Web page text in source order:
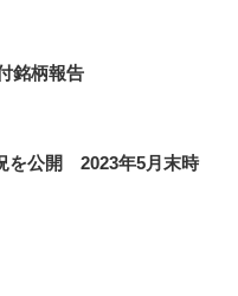
銘柄報告
を公開 2023年5月末時